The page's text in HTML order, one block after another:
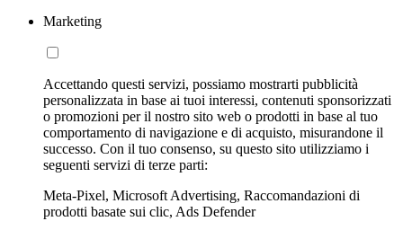
Marketing
Accettando questi servizi, possiamo mostrarti pubblicità
personalizzata in base ai tuoi interessi, contenuti sponsorizzati
o promozioni per il nostro sito web o prodotti in base al tuo
comportamento di navigazione e di acquisto, misurandone il
successo. Con il tuo consenso, su questo sito utilizziamo i
seguenti servizi di terze parti:
Meta-Pixel, Microsoft Advertising, Raccomandazioni di
prodotti basate sui clic, Ads Defender